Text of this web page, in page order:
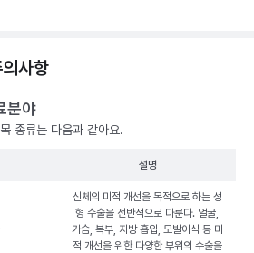
사항
분야
종류는 다음과 같아요.
설명
신체의 미적 개선을 목적으로 하는 성
형 수술을 전반적으로 다룬다. 얼굴,
가슴, 복부, 지방 흡입, 모발이식 등 미
적 개선을 위한 다양한 부위의 수술을